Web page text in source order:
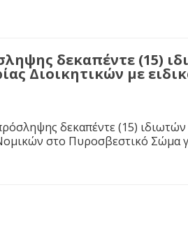
δεκαπέντε (15)
Διοικητικών με
δεκαπέντε (15)
στο Πυροσβεστικό Σώμα